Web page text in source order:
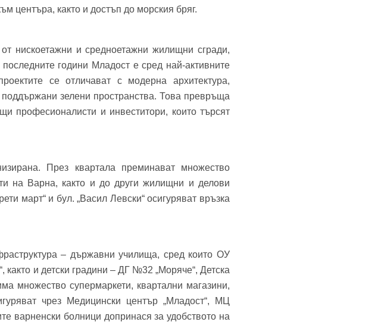
центъра, както и достъп до морския бряг.
нискоетажни и средноетажни жилищни сгради,
години Младост е сред най-активните
се отличават с модерна архитектура,
зелени пространства. Това превръща
професионалисти и инвеститори, които търсят
През квартала преминават множество
на Варна, както и до други жилищни и делови
март“ и бул. „Васил Левски“ осигуряват връзка
– държавни училища, сред които ОУ
и детски градини – ДГ №32 „Моряче“, Детска
множество супермаркети, квартални магазини,
чрез Медицински център „Младост“, МЦ
варненски болници допринася за удобството на